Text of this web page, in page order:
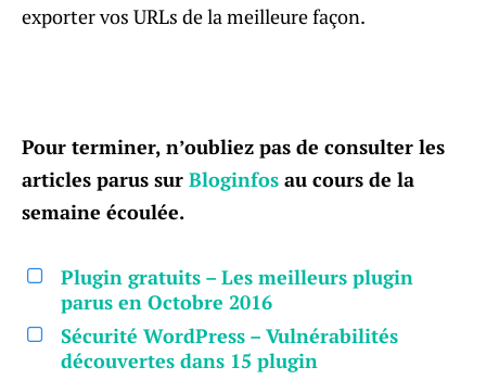
exporter vos URLs de la meilleure façon.
Pour terminer, n’oubliez pas de consulter les
articles parus sur Bloginfos au cours de la
semaine écoulée.
Plugin gratuits – Les meilleurs plugin
parus en Octobre 2016
Sécurité WordPress – Vulnérabilités
découvertes dans 15 plugin